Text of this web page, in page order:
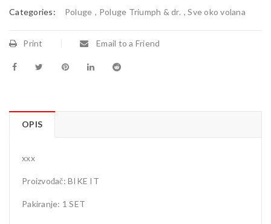
Categories: Poluge , Poluge Triumph & dr. ,Sve oko volana
Print Email to a Friend
OPIS
xxx
Proizvođač: BIKE IT
Pakiranje: 1 SET